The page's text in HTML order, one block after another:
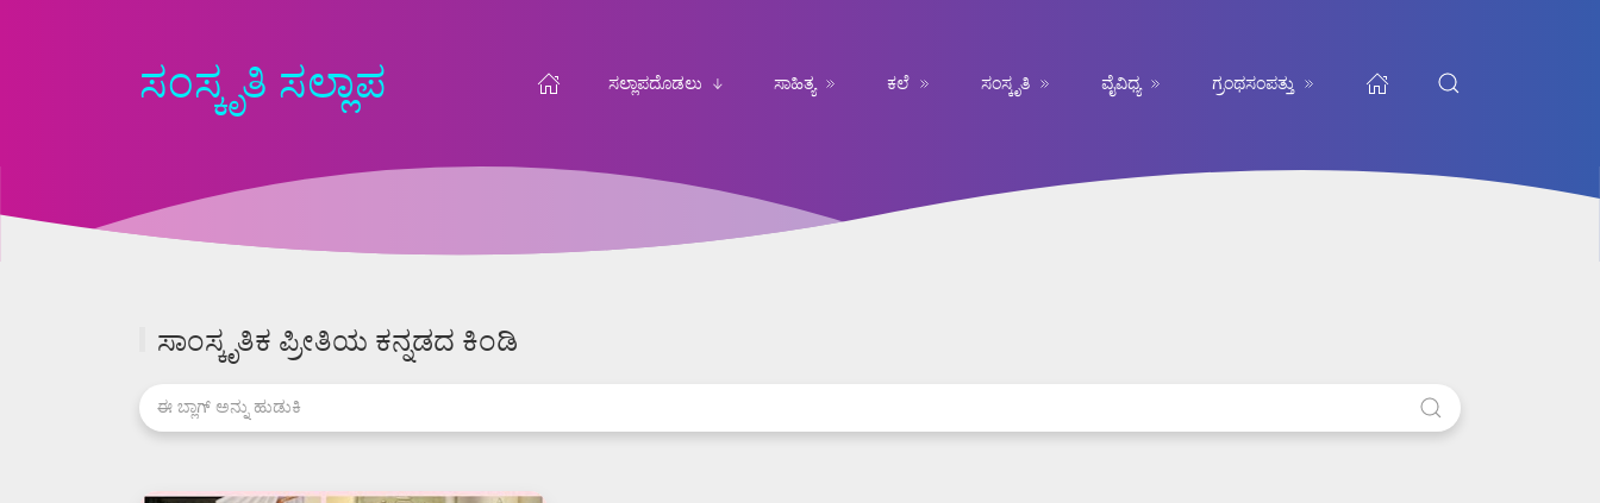
ಸಂಸ್ಕೃತಿ ಸಲ್ಲಾಪ ಸಲ್ಲಾಪದೊಡಲು ಸಾಹಿತ್ಯ ಕಲೆ ಸಂಸ್ಕೃತಿ ವೈವಿಧ್ಯ ಗ್ರಂಥಸಂಪತ್ತು
ಸಾಂಸ್ಕೃತಿಕ ಪ್ರೀತಿಯ ಕನ್ನಡದ ಕಿಂಡಿ